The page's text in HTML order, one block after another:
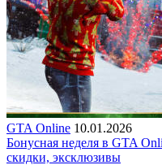
GTA Online 10.01.2026
Бонусная неделя в GTA
скидки, эксклюзивы